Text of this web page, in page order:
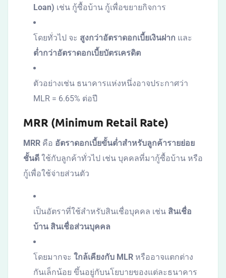
Loan) เช่น กู้ซื้อบ้าน กู้เพื่อขยายกิจการ
โดยทั่วไป จะ สูงกว่าอัตราดอกเบี้ยเงินฝาก และ
ต่ำกว่าอัตราดอกเบี้ยบัตรเครดิต
ตัวอย่างเช่น ธนาคารแห่งหนึ่งอาจประกาศว่า
MLR = 6.65% ต่อปี
MRR (Minimum Retail Rate)
MRR คือ อัตราดอกเบี้ยขั้นต่ำสำหรับลูกค้ารายย่อย
ชั้นดี ใช้กับลูกค้าทั่วไป เช่น บุคคลที่มากู้ซื้อบ้าน หรือ
กู้เพื่อใช้จ่ายส่วนตัว
เป็นอัตราที่ใช้สำหรับสินเชื่อบุคคล เช่น สินเชื่อ
บ้าน สินเชื่อส่วนบุคคล
โดยมากจะ ใกล้เคียงกับ MLR หรืออาจแตกต่าง
กันเล็กน้อย ขึ้นอยู่กับนโยบายของแต่ละธนาคาร